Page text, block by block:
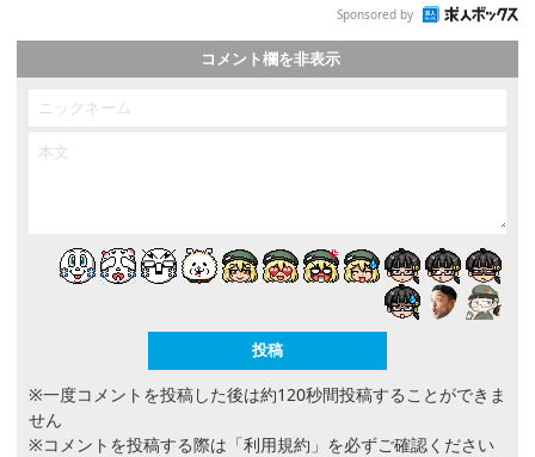
Sponsored by
コメント欄を非表示
※一度コメントを投稿した後は約120秒間投稿することができま
せん
※コメントを投稿する際は 「利用規約」 を必ずご確認ください